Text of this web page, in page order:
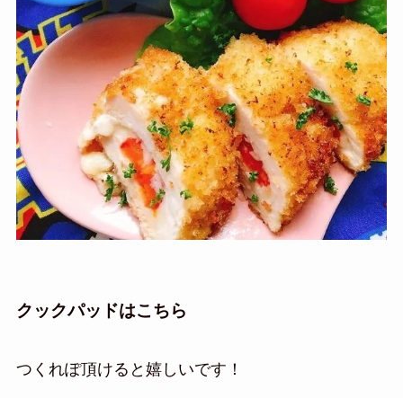
クックパッドはこちら
つくれぽ頂けると嬉しいです！